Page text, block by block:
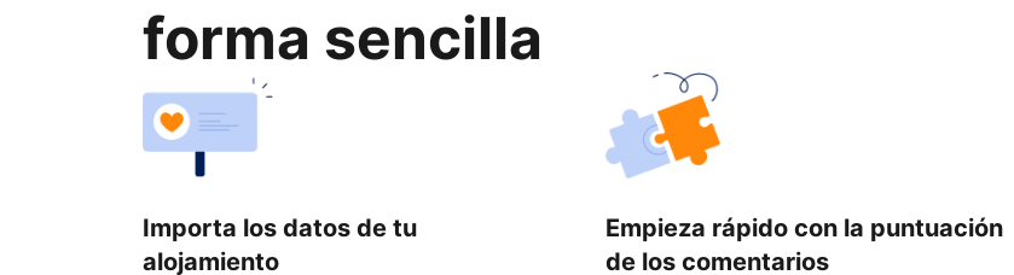
forma sencilla
Importa los datos de tu
alojamiento
Empieza rápido con la puntuación
de los comentarios